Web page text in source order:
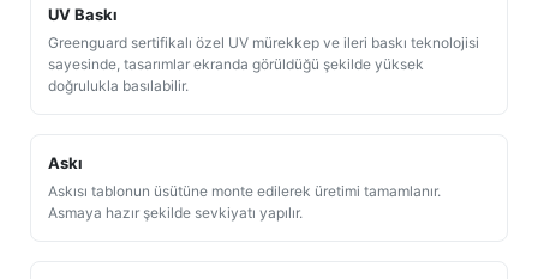
UV Baskı
Greenguard sertifikalı özel UV mürekkep ve ileri baskı teknolojisi
sayesinde, tasarımlar ekranda görüldüğü şekilde yüksek
doğrulukla basılabilir.
Askı
Askısı tablonun üsütüne monte edilerek üretimi tamamlanır.
Asmaya hazır şekilde sevkiyatı yapılır.